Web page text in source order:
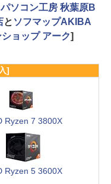
パソコン工房 秋葉原B
と ソフマップAKIBA
ョップ アーク]
]
Ryzen 7 3800X
Ryzen 5 3600X